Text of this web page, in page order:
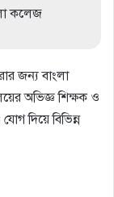
কলেজ
জন্য বাংলা
অভিজ্ঞ শিক্ষক ও
দিয়ে বিভিন্ন